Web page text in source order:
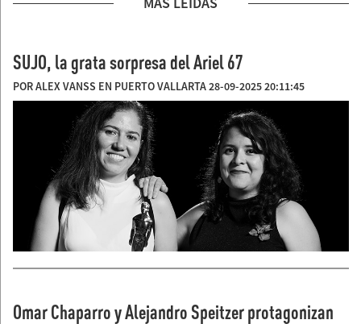
SUJO, la grata sorpresa del Ariel 67
POR ALEX VANSS EN PUERTO VALLARTA 28-09-2025 20:11:45
Omar Chaparro y Alejandro Speitzer protagonizan